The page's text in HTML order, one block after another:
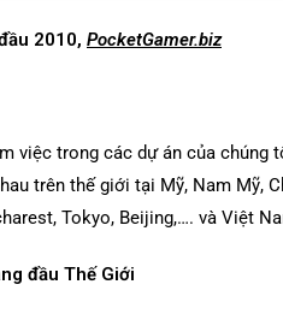
2010, PocketGamer.biz
việc trong các dự án của
trên thế giới tại Mỹ, Nam Mỹ,
Tokyo, Beijing,…. và Việt
đầu Thế Giới